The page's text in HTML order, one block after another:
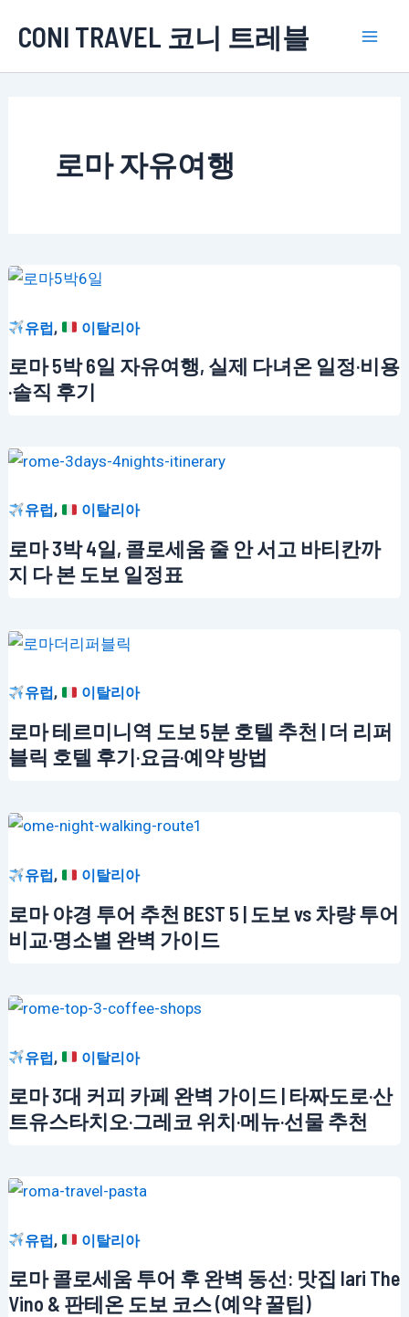
CONI TRAVEL 코니 트레블
로마 자유여행
유럽, 이탈리아
로마 5박 6일 자유여행, 실제 다녀온 일정·비용
·솔직 후기
유럽 , 이탈리아
로마 3박 4일, 콜로세움 줄 안 서고 바티칸까
지 다 본 도보 일정표
유럽, 이탈리아
로마 테르미니역 도보 5분 호텔 추천 | 더 리퍼
블릭 호텔 후기·요금·예약 방법
유럽, 이탈리아
로마 야경 투어 추천 BEST 5 | 도보 vs 차량 투어
비교·명소별 완벽 가이드
유럽, 이탈리아
로마 3대 커피 카페 완벽 가이드 | 타짜도로·산
트유스타치오·그레코 위치·메뉴·선물 추천
유럽, 이탈리아
로마 콜로세움 투어 후 완벽 동선: 맛집 Iari The
Vino & 판테온 도보 코스 (예약 꿀팁)